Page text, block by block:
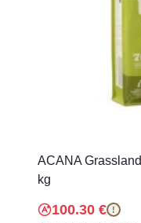
ACANA
kg
100.30 € !